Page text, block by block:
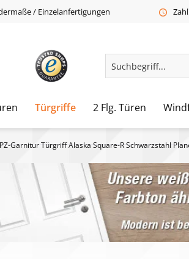
/ Einzelanfertigungen
Türgriffe 2 Flg. Türen
PZ-Garnitur Türgriff Alaska Square-R Schwarzstahl